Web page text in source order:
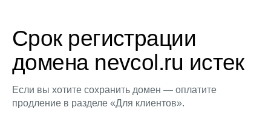
Срок регистрации
домена nevcol.ru истек
Если вы хотите сохранить домен — оплатите
продление в разделе «Для клиентов».